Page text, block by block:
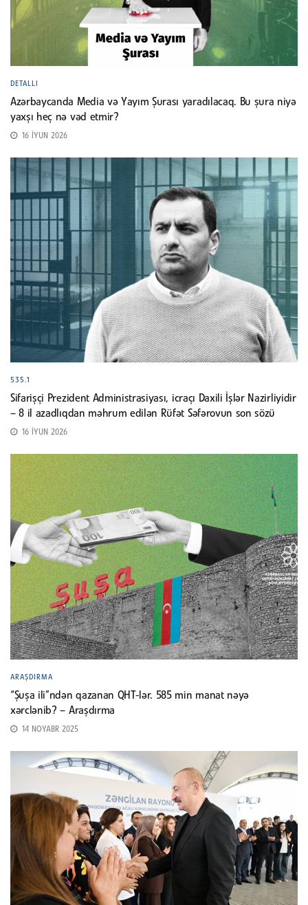
DETALLI
Azərbaycanda Media və Yayım Şurası yaradılacaq. Bu şura niyə
yaxşı heç nə vəd etmir?
16 İYUN 2026
535.1
Sifarişçi Prezident Administrasiyası, icraçı Daxili İşlər Nazirliyidir
– 8 il azadlıqdan məhrum edilən Rüfət Səfərovun son sözü
16 İYUN 2026
ARAŞDIRMA
“Şuşa ili”ndən qazanan QHT-lər. 585 min manat nəyə
xərclənib? – Araşdırma
14 NOYABR 2025